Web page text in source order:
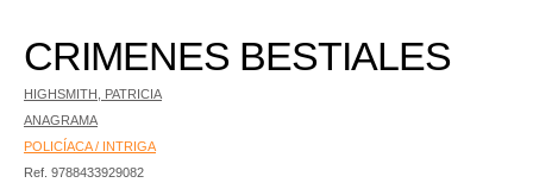
CRIMENES BESTIALES
HIGHSMITH, PATRICIA
ANAGRAMA
POLICÍACA / INTRIGA
Ref. 9788433929082